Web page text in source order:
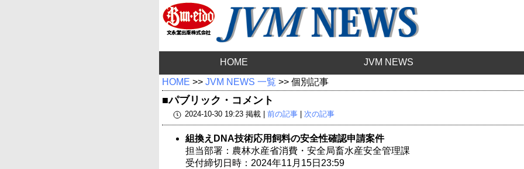
HOME JVM NEWS
HOME >> JVM NEWS 一覧 >> 個別記事
■パブリック・コメント
2024-10-30 19:23 掲載 | 前の記事| 次の記事
組換えDNA技術応用飼料の安全性確認申請案件
担当部署：農林水産省消費・安全局畜水産安全管理課
受付締切日時：2024年11月15日23:59